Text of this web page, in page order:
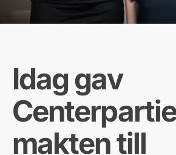
Idag gav
makten till